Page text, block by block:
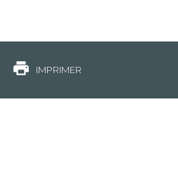
IMPRIMER